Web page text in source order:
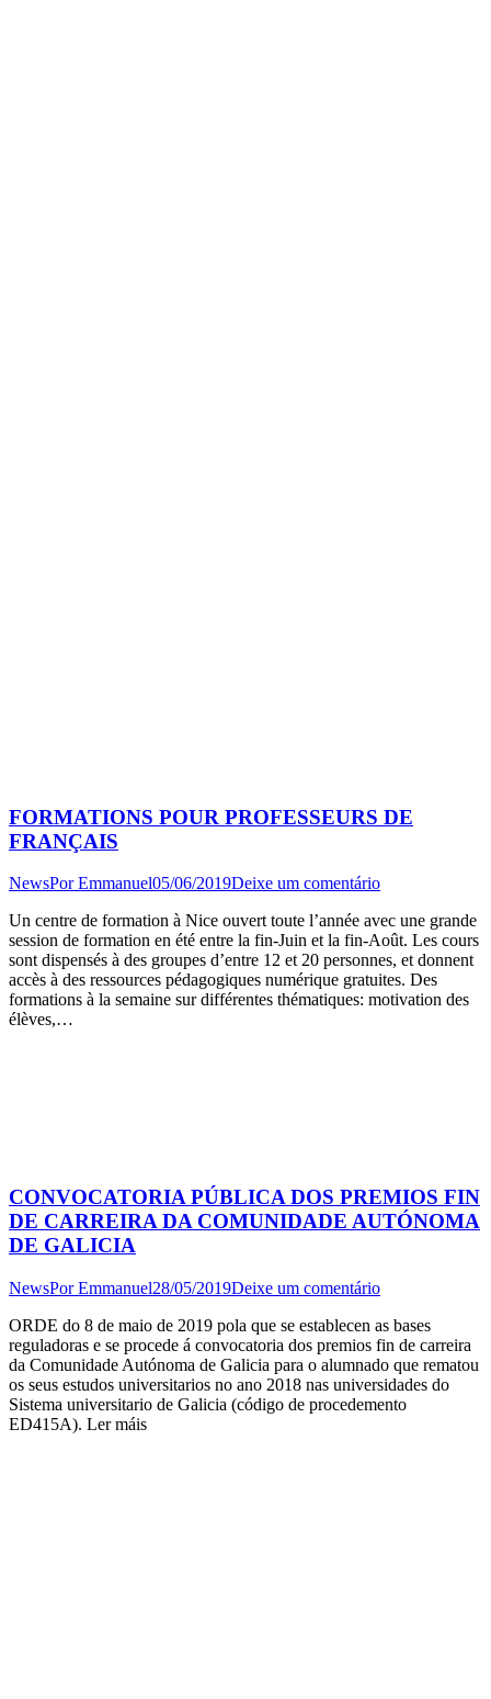
FORMATIONS POUR PROFESSEURS DE
FRANÇAIS
NewsPorEmmanuel05/06/2019Deixe um comentário
Un centre de formation à Nice ouvert toute l’année avec une grande
session de formation en été entre la fin-Juin et la fin-Août. Les cours
sont dispensés à des groupes d’entre 12 et 20 personnes, et donnent
accès à des ressources pédagogiques numérique gratuites. Des
formations à la semaine sur différentes thématiques: motivation des
élèves,…
CONVOCATORIA PÚBLICA DOS PREMIOS FIN
DE CARREIRA DA COMUNIDADE AUTÓNOMA
DE GALICIA
NewsPorEmmanuel28/05/2019Deixe um comentário
ORDE do 8 de maio de 2019 pola que se establecen as bases
reguladoras e se procede á convocatoria dos premios fin de carreira
da Comunidade Autónoma de Galicia para o alumnado que rematou
os seus estudos universitarios no ano 2018 nas universidades do
Sistema universitario de Galicia (código de procedemento
ED415A). Ler máis